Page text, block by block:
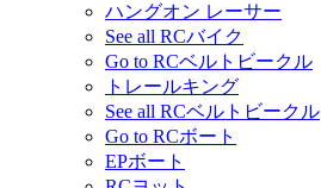
ハングオン レーサー
See all RCバイク
Go to RCベルトビークル
トレールキング
See all RCベルトビークル
Go to RCボート
EPボート